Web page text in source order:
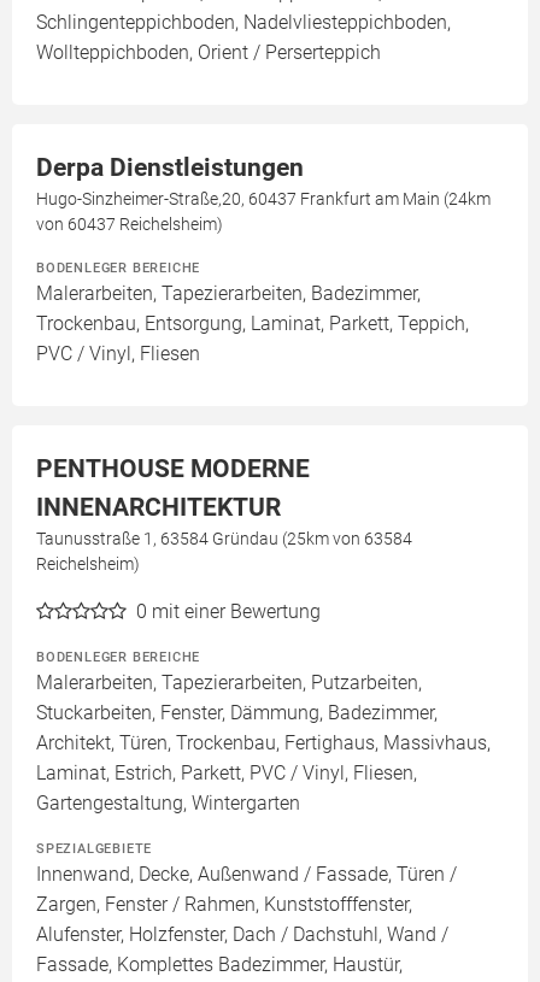
Schlingenteppichboden, Nadelvliesteppichboden,
Wollteppichboden, Orient / Perserteppich
Derpa Dienstleistungen
Hugo-Sinzheimer-Straße,20, 60437 Frankfurt am Main (24km
von 60437 Reichelsheim)
BODENLEGER BEREICHE
Malerarbeiten, Tapezierarbeiten, Badezimmer,
Trockenbau, Entsorgung, Laminat, Parkett, Teppich,
PVC / Vinyl, Fliesen
PENTHOUSE MODERNE
INNENARCHITEKTUR
Taunusstraße 1, 63584 Gründau (25km von 63584
Reichelsheim)
0 mit einer Bewertung
BODENLEGER BEREICHE
Malerarbeiten, Tapezierarbeiten, Putzarbeiten,
Stuckarbeiten, Fenster, Dämmung, Badezimmer,
Architekt, Türen, Trockenbau, Fertighaus, Massivhaus,
Laminat, Estrich, Parkett, PVC / Vinyl, Fliesen,
Gartengestaltung, Wintergarten
SPEZIALGEBIETE
Innenwand, Decke, Außenwand / Fassade, Türen /
Zargen, Fenster / Rahmen, Kunststofffenster,
Alufenster, Holzfenster, Dach / Dachstuhl, Wand /
Fassade, Komplettes Badezimmer, Haustür,